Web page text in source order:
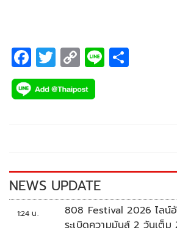
F
ac
e
k
T
wi
tt
C
o
p
k
Li
NEWS UPDATE
1:24 น.
808 Festival 2026 ไลน์
ระเบิดความมันส์ 2 วันเต็